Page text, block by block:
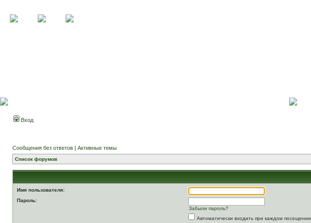
Вход
Сообщения без ответов | Активные темы
Список форумов
Имя пользователя:
Пароль:
Забыли пароль?
Автоматически входить при каждом посещении